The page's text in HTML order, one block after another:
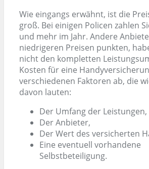
Wie eingangs erwähnt, ist die
groß. Bei einigen Policen zahlen
und mehr im Jahr. Andere
niedrigeren Preisen punkten,
nicht den kompletten
Kosten für eine
verschiedenen Faktoren ab, die
davon lauten:
Der Umfang der Leistungen,
Der Anbieter,
Der Wert des versicherten
Eine eventuell vorhandene
Selbstbeteiligung.